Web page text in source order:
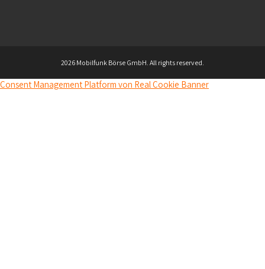
2026 Mobilfunk Börse GmbH. All rights reserved.
Consent Management Platform von Real Cookie Banner